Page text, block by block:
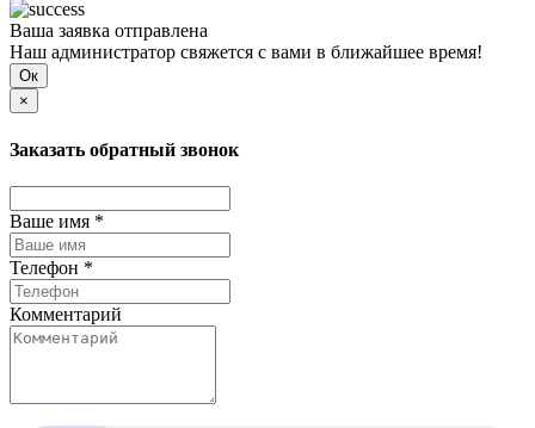
Ваша заявка отправлена
Наш администратор свяжется с вами в ближайшее время!
Ок
×
Заказать обратный звонок
Ваше имя *
Телефон *
Комментарий